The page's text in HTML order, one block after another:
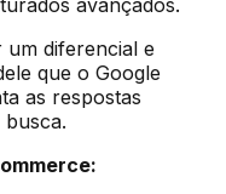
um diferencial e
que o Google
as respostas